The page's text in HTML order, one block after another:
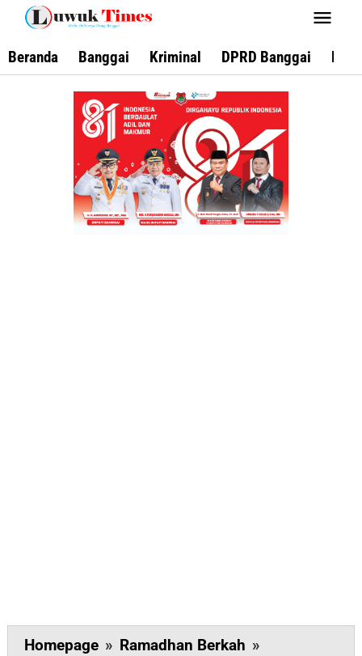
Lewati
konten
Beranda Banggai Kriminal DPRD Banggai
Homepage » Ramadhan Berkah »